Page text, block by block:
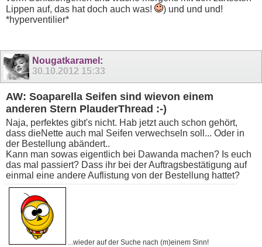
Lippen auf, das hat doch auch was!
) und und und!
*hyperventilier*
Nougatkaramel :
30.10.2012 15:33
AW: Soaparella Seifen sind wievon einem
anderen Stern PlauderThread :-)
Naja, perfektes gibt's nicht. Hab jetzt auch schon gehört,
dass dieNette auch mal Seifen verwechseln soll... Oder in
der Bestellung abändert..
Kann man sowas eigentlich bei Dawanda machen? Is euch
das mal passiert? Dass ihr bei der Auftragsbestätigung auf
einmal eine andere Auflistung von der Bestellung hattet?
...wieder auf der Suche nach (m)einem Sinn!